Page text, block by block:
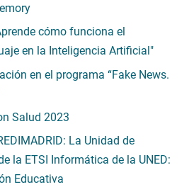
cómo funciona el
en la Inteligencia Artificial"
en el programa “Fake News.
Salud 2023
La Unidad de
la ETSI Informática de la UNED:
Educativa